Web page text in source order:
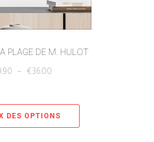
PLAGE DE M. HULOT
– €36.00
DES OPTIONS